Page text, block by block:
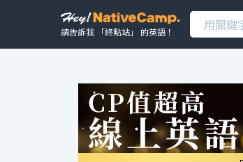
請告訴我 「終點站」 的英語！